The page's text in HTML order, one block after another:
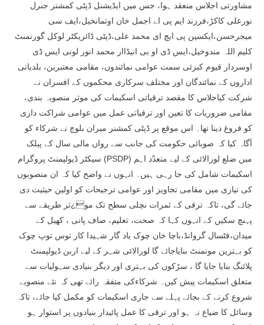
مشاورتی اجلاس منعقد ہوا، جس میں ایڈیشنل ڈپٹی کمشنر جنرل
نورعلی کاکڑ،فرزند ایم پی اے اجمل خان اوتمانخیل،ایف سی
میجرحسن،ایکسین پی ایچ ای محمد علی،ڈپٹی ڈائریکٹر لوکل گورنمنٹ
کلیم اللہ مندوخیل،ایس ڈی او بی انیڈاار محمد انور لونی ایس ڈی
اوسردار قیوم کبزئی سمت عوامی نمائندوں، مقامی معتبرین، بلدیاتی
اداروں کے نمائندگان اور مختلف سرکاری محکموں کے افسران نے
شرکت کیاجلاس کا مقصد ترقیاتی اسکیمات کی موثر منصوبہ بندی،
مقامی ضروریات کا تعین اور ترقیاتی عمل میں عوامی شراکت داری
کو فروغ دینا تھا۔ اس موقع پر ڈپٹی کمشنر میران بلوچ نے شرکاء کو
آگاہ کیا کہ صوبائی حکومت کی جانب سے رواں مالی سال کے پبلک
سیکٹر ڈیولپمنٹ پروگرام (PSDP) میں ضلع لورالائی کے لیے متعدّد اہم
اسکیمات شامل کی جا رہی ہیں۔ انہوں نے واضح کیا کہ ان منصوبوں
کی تیاری میں مقامی تجاویز اور عوامی ترجیحات کو اولین حیثیت دی
جائے گی، تاکہ ترقی کے ثمرات نچلی سطح تک مو¿ثر طریقے سے
پہنچ سکیں کے انہوں کہا کہ صحت، تعلیم، صاف پانی ، کھیل کے
میدان،فٹسال گروانڈ،باچا خان چوک یاد گار شہیدا کار توس توپ چوک
کو بہترین مونمنٹ بنایاجائے گا لورالائی شہر کے لیے اربن ڈیولپمنٹ
پلائنگ بنایا جایا گا ، سڑکوں کی بہتری اور دیگر بنیادی سہولیات سے
متعلق اسکیمات پیش کیں۔ شرکاءکی متفقہ رائے تھی کہ نئے منصوبے
شروع کرنے کے بجائے پہلے سے جاری اسکیمات کو مکمل کیا جائے، تاکہ
وسائل کا ضیاع نہ ہو اور ترقی کا عمل پائیدار بنیادوں پر استوار ہو